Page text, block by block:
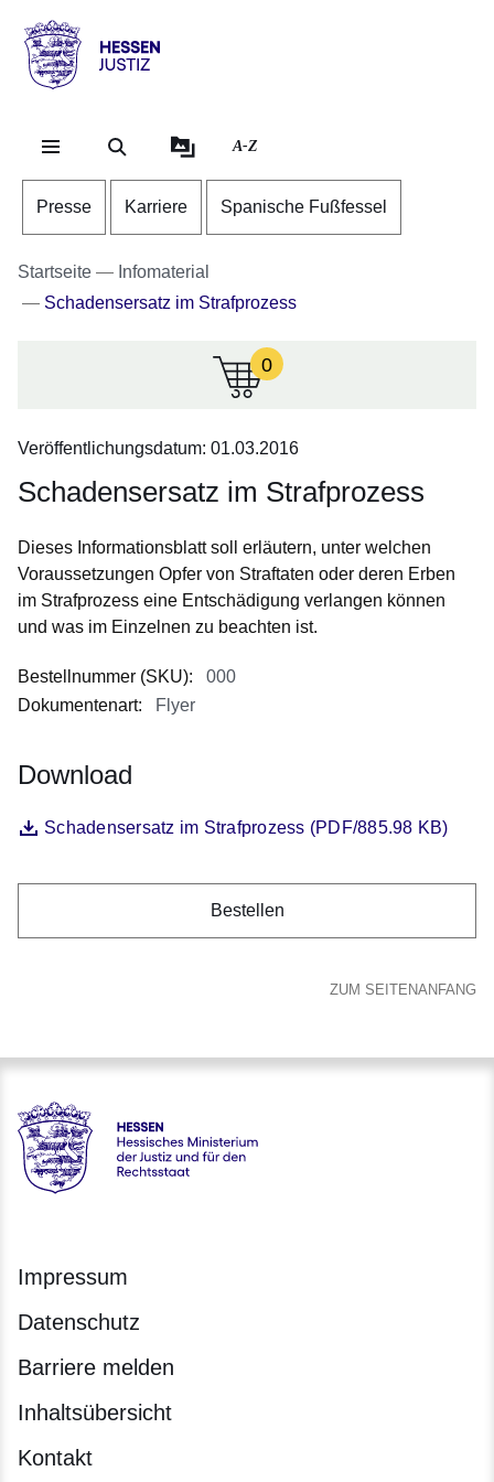
Hessen
Justiz
A-Z
Presse Karriere Spanische Fußfessel
Startseite
Infomaterial
Schadensersatz im Strafprozess
0:Zur
keine
in
Warenkorb.:
Veröffentlichungsdatum: 01.03.2016
Schadensersatz im Strafprozess
Dieses Informationsblatt soll erläutern, unter welchen
Voraussetzungen Opfer von Straftaten oder deren Erben
im Strafprozess eine Entschädigung verlangen können
und was im Einzelnen zu beachten ist.
Bestellnummer (SKU):
000
Dokumentenart: Flyer
Download
DateiSchadensersatz im Strafprozess (PDF/885.98 KB)
Öffnet sich in einem neuen Fenster
Bestellen
ZUM SEITENANFANG
Hessen - Hessisches Ministerium der Justiz und für den
Impressum
Datenschutz
Barriere melden
Inhaltsübersicht
Kontakt